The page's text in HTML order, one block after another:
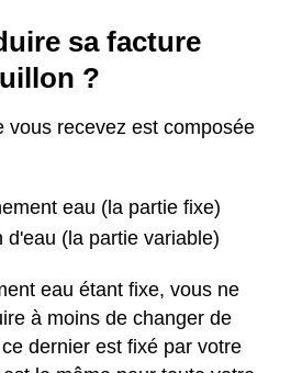
sa facture
?
vous recevez est composée
eau (la partie fixe)
d'eau (la partie variable)
eau étant fixe, vous ne
à moins de changer de
dernier est fixé par votre